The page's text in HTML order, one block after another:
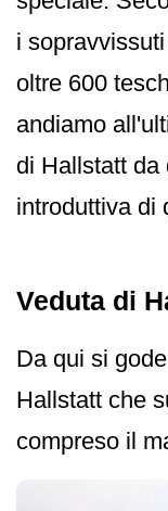
i
oltre 600
andiamo
di Hallstatt da
introduttiva di
Veduta di
Da qui si
Hallstatt che
compreso il